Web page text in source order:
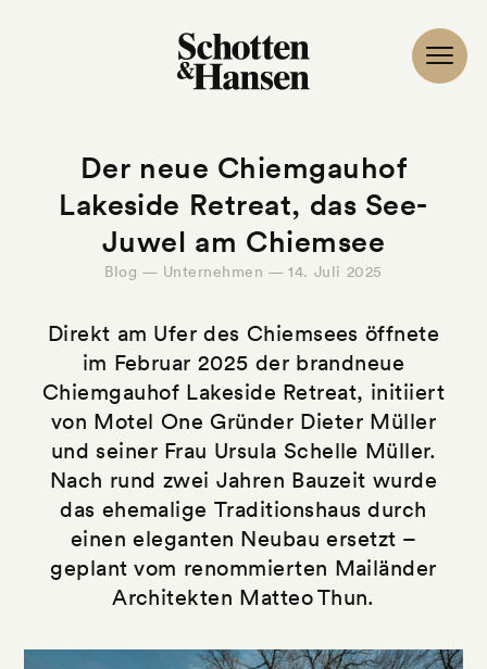
Der neue Chiemgauhof
Lakeside Retreat, das See-
Juwel am Chiemsee
Blog — Unternehmen — 14. Juli 2025
Direkt am Ufer des Chiemsees öffnete
im Februar 2025 der brandneue
Chiemgauhof Lakeside Retreat, initiiert
von Motel One Gründer Dieter Müller
und seiner Frau Ursula Schelle Müller.
Nach rund zwei Jahren Bauzeit wurde
das ehemalige Traditionshaus durch
einen eleganten Neubau ersetzt –
geplant vom renommierten Mailänder
Architekten Matteo Thun.